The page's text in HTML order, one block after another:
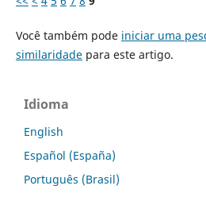
Você também pode iniciar uma
similaridadepara este artigo.
Idioma
English
Español (España)
Português (Brasil)